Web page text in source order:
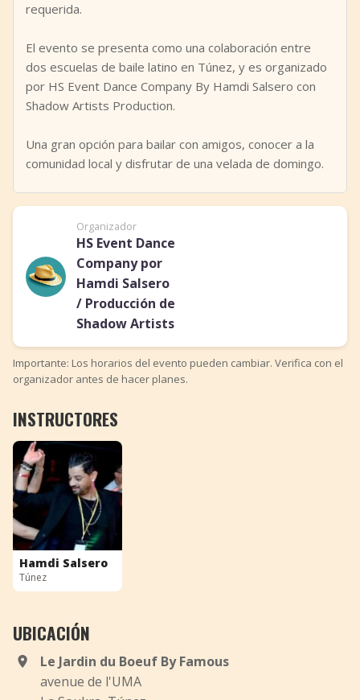
requerida.
El evento se presenta como una colaboración entre
dos escuelas de baile latino en Túnez, y es organizado
por HS Event Dance Company By Hamdi Salsero con
Shadow Artists Production.
Una gran opción para bailar con amigos, conocer a la
comunidad local y disfrutar de una velada de domingo.
Organizador
HS Event Dance
Company por
Hamdi Salsero
/ Producción de
Shadow Artists
Importante: Los horarios del evento pueden cambiar. Verifica con el
organizador antes de hacer planes.
INSTRUCTORES
Hamdi Salsero
Túnez
UBICACIÓN
Le Jardin du Boeuf By Famous
avenue de l'UMA